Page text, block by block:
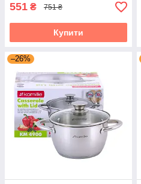
551 ₴ 751 ₴
Купити
–26%